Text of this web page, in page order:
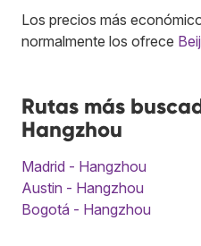
Los precios más
normalmente los ofrece
Rutas más
Hangzhou
Madrid - Hangzhou
Austin - Hangzhou
Bogotá - Hangzhou